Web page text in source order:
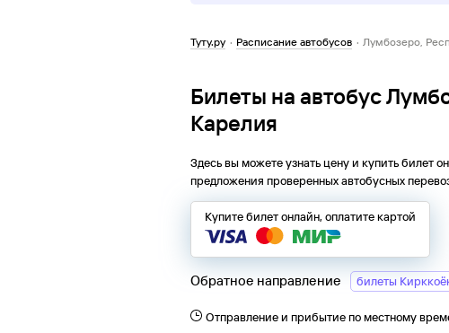
Туту.ру · Расписание автобусов · Лумбозеро,
Билеты на автобус
Карелия
Здесь вы можете узнать цену и купить билет
предложения проверенных автобусных
Купите билет онлайн, оплатите картой
Обратное направление билеты
Отправление и прибытие по местному